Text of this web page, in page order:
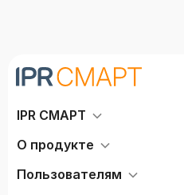
IPR СМАРТ
О продукте
Пользователям